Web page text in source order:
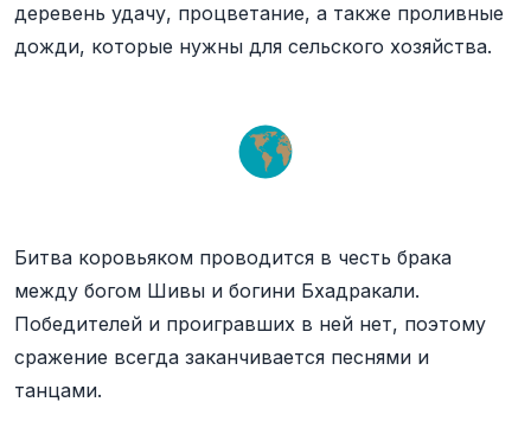
деревень удачу, процветание, а также проливные
дожди, которые нужны для сельского хозяйства.
Битва коровьяком проводится в честь брака
между богом Шивы и богини Бхадракали.
Победителей и проигравших в ней нет, поэтому
сражение всегда заканчивается песнями и
танцами.